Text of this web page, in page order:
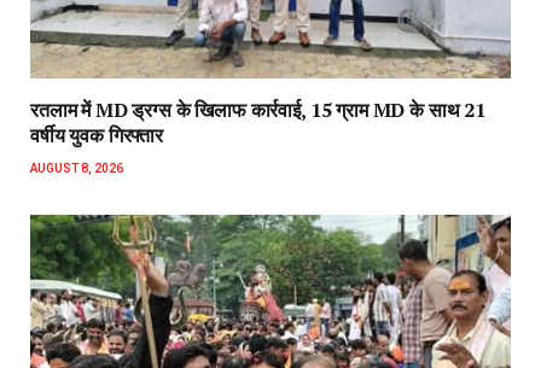
रतलाम में MD ड्रग्स के खिलाफ कार्रवाई, 15 ग्राम MD के साथ 21
वर्षीय युवक गिरफ्तार
AUGUST 8, 2026